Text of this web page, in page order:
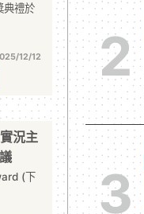
典禮於
12/12
況主
(下
2
3